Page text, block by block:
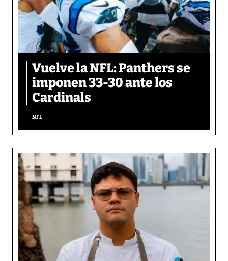
Vuelve la NFL: Panthers se
imponen 33-30 ante los
Cardinals
NFL